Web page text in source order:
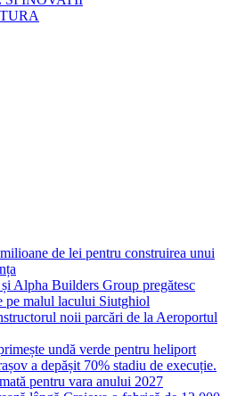
de lei pentru construirea unui
Alpha Builders Group pregătesc
pe malul lacului Siutghiol
noii parcări de la Aeroportul
undă verde pentru heliport
a depășit 70% stadiu de execuție.
pentru vara anului 2027